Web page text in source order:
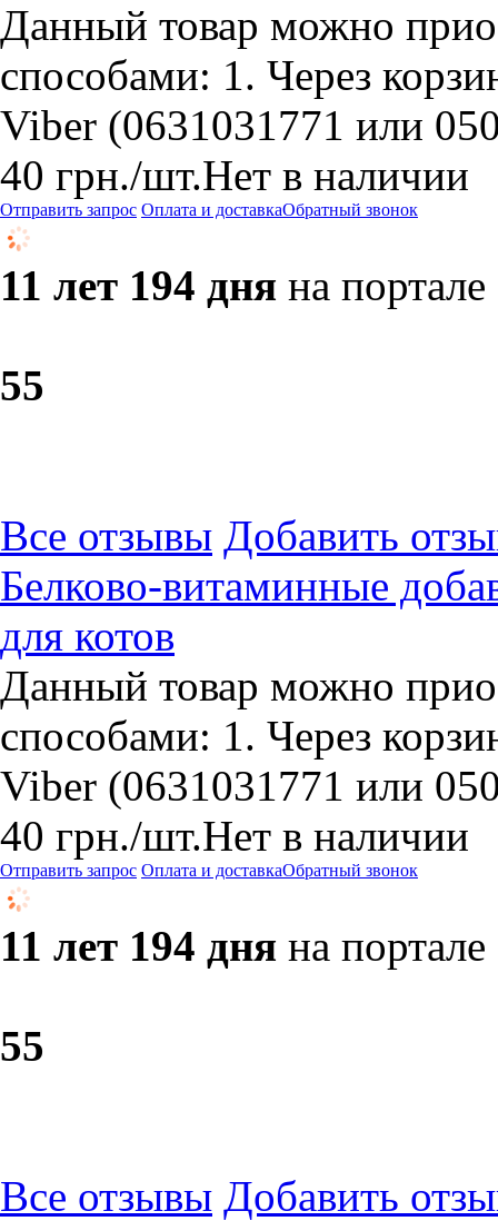
Данный товар можно
способами: 1. Через
Viber (0631031771 или
40 грн./шт.Нет в наличии
Отправить запрос Оплата и доставкаОбратный звонок
11 лет 194 дня на портале
55
Все отзывы Добавить
Белково-витаминные
для котов
Данный товар можно
способами: 1. Через
Viber (0631031771 или
40 грн./шт.Нет в наличии
Отправить запрос Оплата и доставкаОбратный звонок
11 лет 194 дня на портале
55
Все отзывы Добавить